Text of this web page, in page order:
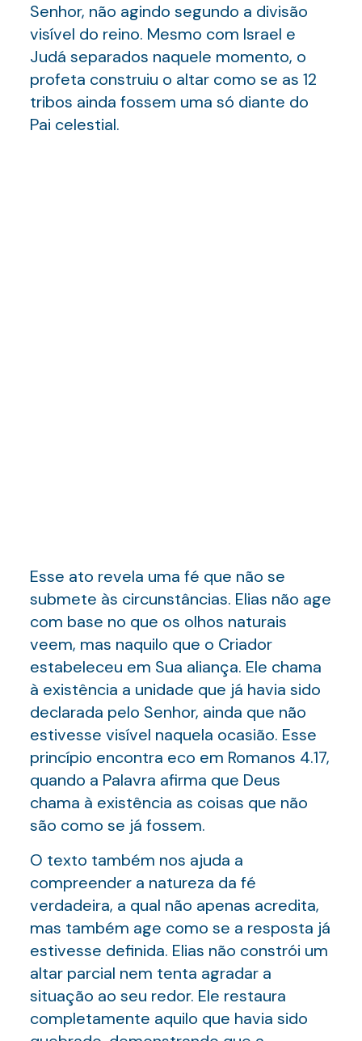
Senhor, não agindo segundo a divisão
visível do reino. Mesmo com Israel e
Judá separados naquele momento, o
profeta construiu o altar como se as 12
tribos ainda fossem uma só diante do
Pai celestial.
Esse ato revela uma fé que não se
submete às circunstâncias. Elias não age
com base no que os olhos naturais
veem, mas naquilo que o Criador
estabeleceu em Sua aliança. Ele chama
à existência a unidade que já havia sido
declarada pelo Senhor, ainda que não
estivesse visível naquela ocasião. Esse
princípio encontra eco em Romanos 4.17,
quando a Palavra afirma que Deus
chama à existência as coisas que não
são como se já fossem.
O texto também nos ajuda a
compreender a natureza da fé
verdadeira, a qual não apenas acredita,
mas também age como se a resposta já
estivesse definida. Elias não constrói um
altar parcial nem tenta agradar a
situação ao seu redor. Ele restaura
completamente aquilo que havia sido